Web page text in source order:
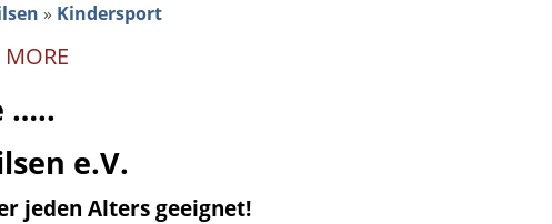
» Kindersport
…..
e.V.
jeden Alters geeignet!